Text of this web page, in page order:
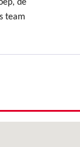
de
team